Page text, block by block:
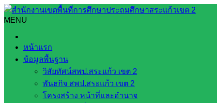
Skip
to
content
MENU
หน้าแรก
ข้อมูลพื้นฐาน
วิสัยทัศน์สพป.สระแก้ว เขต 2
พันธกิจ สพป.สระแก้ว เขต 2
โครงสร้าง หน้าที่และอำนาจ
Search
กลุ่มอำนวยการ สพป.สระแก้ว เขต 2 ร่วมประชุมผ่านระบบออ
กลุ่มอำนวยการ สพป.สระแก้ว เขต 2 ร่ว
กุมภาพันธ์ 13, 2024กุมภาพันธ์ 13, 2024